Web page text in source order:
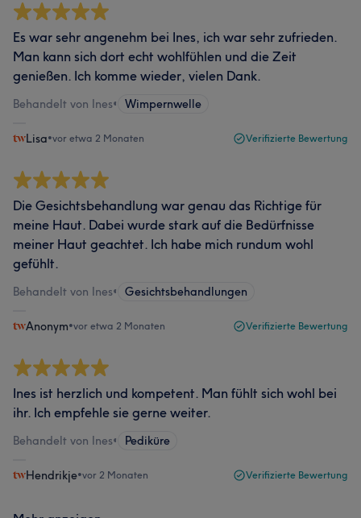
Es war sehr angenehm bei Ines, ich war sehr zufrieden.
Man kann sich dort echt wohlfühlen und die Zeit
genießen. Ich komme wieder, vielen Dank.
Behandelt von Ines• Wimpernwelle
Lisa•vor etwa 2 Monaten Verifizierte Bewertung
Die Gesichtsbehandlung war genau das Richtige für
meine Haut. Dabei wurde stark auf die Bedürfnisse
meiner Haut geachtet. Ich habe mich rundum wohl
gefühlt.
Behandelt von Ines• Gesichtsbehandlungen
Anonym•vor etwa 2 Monaten Verifizierte Bewertung
Ines ist herzlich und kompetent. Man fühlt sich wohl bei
ihr. Ich empfehle sie gerne weiter.
Behandelt von Ines• Pediküre
Hendrikje•vor 2 Monaten Verifizierte Bewertung